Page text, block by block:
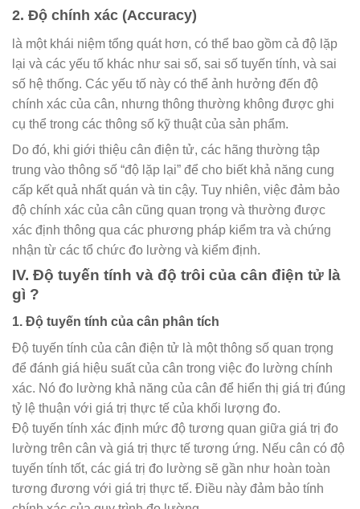
2. Độ chính xác (Accuracy)
là một khái niệm tổng quát hơn, có thể bao gồm cả độ lặp
lại và các yếu tố khác như sai số, sai số tuyến tính, và sai
số hệ thống. Các yếu tố này có thể ảnh hưởng đến độ
chính xác của cân, nhưng thông thường không được ghi
cụ thể trong các thông số kỹ thuật của sản phẩm.
Do đó, khi giới thiệu cân điện tử, các hãng thường tập
trung vào thông số “độ lặp lại” để cho biết khả năng cung
cấp kết quả nhất quán và tin cậy. Tuy nhiên, việc đảm bảo
độ chính xác của cân cũng quan trọng và thường được
xác định thông qua các phương pháp kiểm tra và chứng
nhận từ các tổ chức đo lường và kiểm định.
IV. Độ tuyến tính và độ trôi của cân điện tử là
gì ?
1. Độ tuyến tính của cân phân tích
Độ tuyến tính của cân điện tử là một thông số quan trọng
để đánh giá hiệu suất của cân trong việc đo lường chính
xác. Nó đo lường khả năng của cân để hiển thị giá trị đúng
tỷ lệ thuận với giá trị thực tế của khối lượng đo.
Độ tuyến tính xác định mức độ tương quan giữa giá trị đo
lường trên cân và giá trị thực tế tương ứng. Nếu cân có độ
tuyến tính tốt, các giá trị đo lường sẽ gần như hoàn toàn
tương đương với giá trị thực tế. Điều này đảm bảo tính